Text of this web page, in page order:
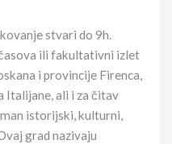
stvari do 9h.
ili fakultativni izlet
i provincije Firenca,
Italijane, ali i za čitav
istorijski, kulturni,
grad nazivaju